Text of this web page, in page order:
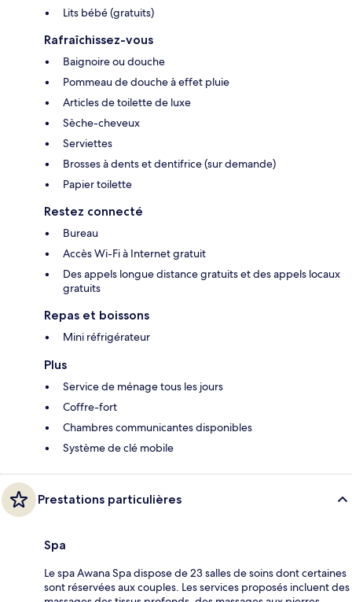
Lits bébé (gratuits)
Rafraîchissez-vous
Baignoire ou douche
Pommeau de douche à effet pluie
Articles de toilette de luxe
Sèche-cheveux
Serviettes
Brosses à dents et dentifrice (sur demande)
Papier toilette
Restez connecté
Bureau
Accès Wi-Fi à Internet gratuit
Des appels longue distance gratuits et des appels locaux
gratuits
Repas et boissons
Mini réfrigérateur
Plus
Service de ménage tous les jours
Coffre-fort
Chambres communicantes disponibles
Système de clé mobile
Prestations particulières
Spa
Le spa Awana Spa dispose de 23 salles de soins dont certaines
sont réservées aux couples. Les services proposés incluent des